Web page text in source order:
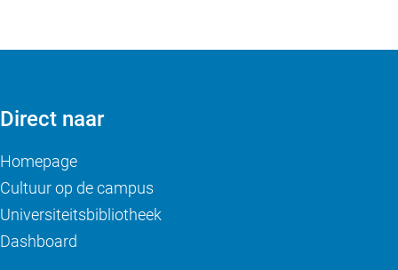
Direct naar
Homepage
Cultuur op de campus
Universiteitsbibliotheek
Dashboard